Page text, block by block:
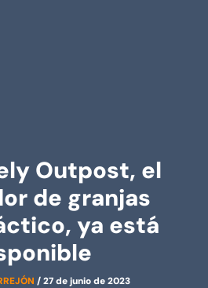
Outpost, el
de granjas
ya está
/27 de junio de 2023